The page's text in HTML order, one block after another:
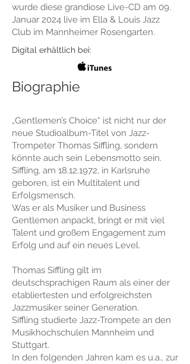
wurde diese grandiose Live-CD am 09.
Januar 2024 live im Ella & Louis Jazz
Club im Mannheimer Rosengarten.
Digital erhältlich bei:
Biographie
„Gentlemen’s Choice“ ist nicht nur der
neue Studioalbum-Titel von Jazz-
Trompeter Thomas Siffling, sondern
könnte auch sein Lebensmotto sein.
Siffling, am 18.12.1972, in Karlsruhe
geboren, ist ein Multitalent und
Erfolgsmensch.
Was er als Musiker und Business
Gentlemen anpackt, bringt er mit viel
Talent und großem Engagement zum
Erfolg und auf ein neues Level.
Thomas Siffling gilt im
deutschsprachigen Raum als einer der
etabliertesten und erfolgreichsten
Jazzmusiker seiner Generation.
Siffling studierte Jazz-Trompete an den
Musikhochschulen Mannheim und
Stuttgart.
In den folgenden Jahren kam es u.a., zur